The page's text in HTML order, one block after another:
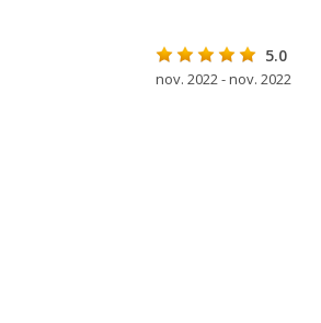
5.0
nov. 2022 - nov. 2022